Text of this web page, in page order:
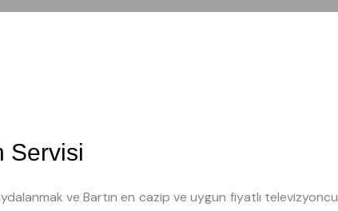
Servisi
ve Bartın en cazip ve uygun fiyatlı televizyoncu